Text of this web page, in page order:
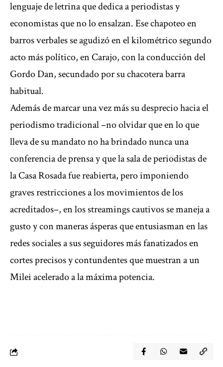
lenguaje de letrina que dedica a periodistas y
economistas que no lo ensalzan. Ese chapoteo en
barros verbales se agudizó en el kilométrico segundo
acto más político, en Carajo, con la conducción del
Gordo Dan, secundado por su chacotera barra
habitual.
Además de marcar una vez más su desprecio hacia el
periodismo tradicional –no olvidar que en lo que
lleva de su mandato no ha brindado nunca una
conferencia de prensa y que la sala de periodistas de
la Casa Rosada fue reabierta, pero imponiendo
graves restricciones a los movimientos de los
acreditados–, en los streamings cautivos se maneja a
gusto y con maneras ásperas que entusiasman en las
redes sociales a sus seguidores más fanatizados en
cortes precisos y contundentes que muestran a un
Milei acelerado a la máxima potencia.